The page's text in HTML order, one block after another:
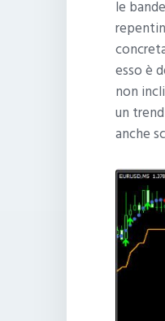
le
esso è
non
un
anche